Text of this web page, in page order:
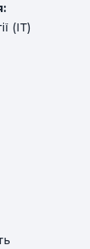
(ІТ)